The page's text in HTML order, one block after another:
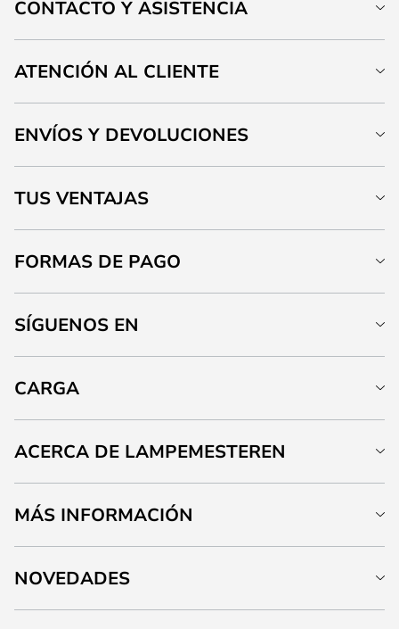
CONTACTO Y ASISTENCIA
ATENCIÓN AL CLIENTE
ENVÍOS Y DEVOLUCIONES
TUS VENTAJAS
FORMAS DE PAGO
SÍGUENOS EN
CARGA
ACERCA DE LAMPEMESTEREN
MÁS INFORMACIÓN
NOVEDADES